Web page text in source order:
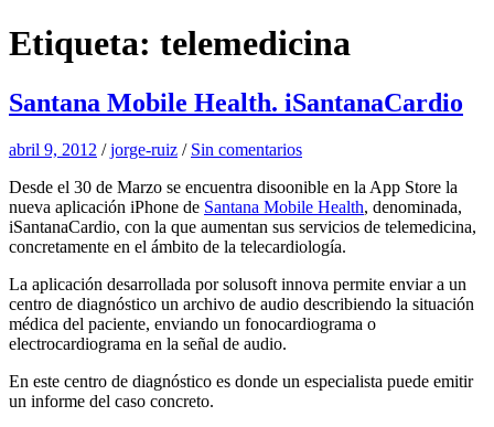
Etiqueta: telemedicina
Santana Mobile Health. iSantanaCardio
abril 9, 2012 /jorge-ruiz / Sin comentarios
Desde el 30 de Marzo se encuentra disoonible en la App Store la
nueva aplicación iPhone de Santana Mobile Health, denominada,
iSantanaCardio, con la que aumentan sus servicios de telemedicina,
concretamente en el ámbito de la telecardiología.
La aplicación desarrollada por solusoft innova permite enviar a un
centro de diagnóstico un archivo de audio describiendo la situación
médica del paciente, enviando un fonocardiograma o
electrocardiograma en la señal de audio.
En este centro de diagnóstico es donde un especialista puede emitir
un informe del caso concreto.